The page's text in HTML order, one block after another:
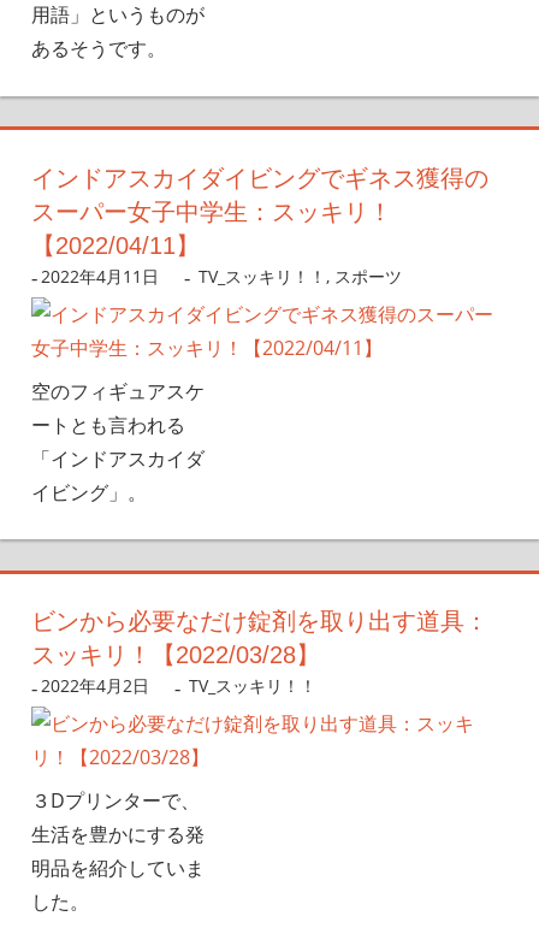
用語」というものが
あるそうです。
インドアスカイダイビングでギネス獲得の
スーパー女子中学生：スッキリ！
【2022/04/11】
2022年4月11日 nanigoto
TV_スッキリ！！ , スポーツ
空のフィギュアスケ
ートとも言われる
「インドアスカイダ
イビング」。
ビンから必要なだけ錠剤を取り出す道具：
スッキリ！【2022/03/28】
2022年4月2日 nanigoto
TV_スッキリ！！
３Dプリンターで、
生活を豊かにする発
明品を紹介していま
した。